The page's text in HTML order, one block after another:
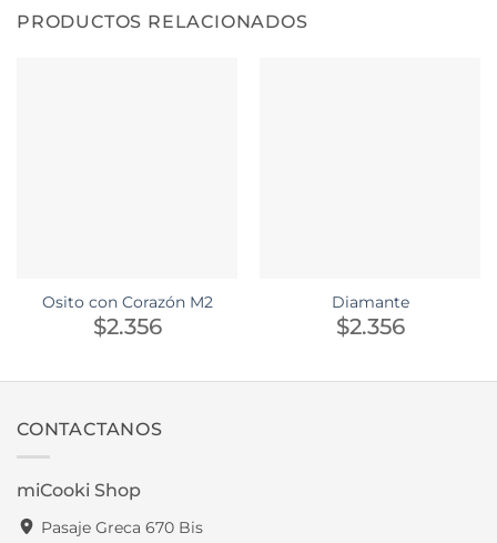
PRODUCTOS RELACIONADOS
Osito con Corazón M2
$2.356
Diamante
$2.356
CONTACTANOS
miCooki Shop
Pasaje Greca 670 Bis